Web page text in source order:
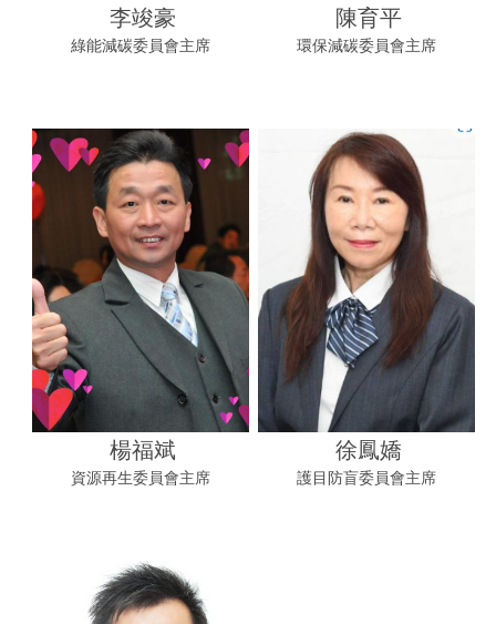
李竣豪
綠能減碳委員會主席
陳育平
環保減碳委員會主席
楊福斌
資源再生委員會主席
徐鳳嬌
護目防盲委員會主席